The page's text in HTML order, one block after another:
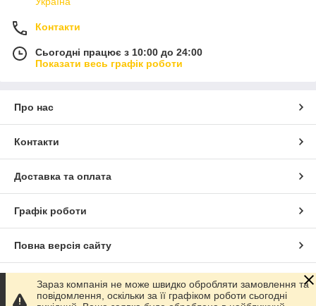
Контакти
Сьогодні працює з 10:00 до 24:00
Показати весь графік роботи
Про нас
Контакти
Доставка та оплата
Графік роботи
Повна версія сайту
Сайт створено на маркетплейсі Prom.ua
Зараз компанія не може швидко обробляти замовлення та
повідомлення, оскільки за її графіком роботи сьогодні